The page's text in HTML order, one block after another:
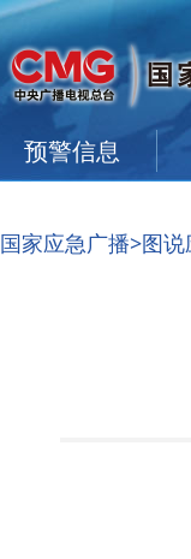
预警信息
国家应急广播>图说